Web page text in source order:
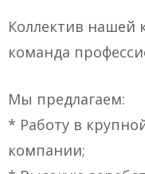
Коллектив нашей
команда
Мы предлагаем:
* Работу в
компании;